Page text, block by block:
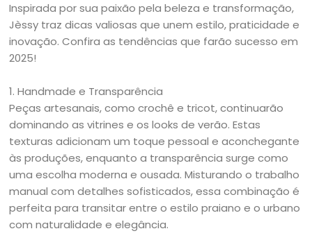
Inspirada por sua paixão pela beleza e transformação,
Jèssy traz dicas valiosas que unem estilo, praticidade e
inovação. Confira as tendências que farão sucesso em
2025!
1. Handmade e Transparência
Peças artesanais, como crochê e tricot, continuarão
dominando as vitrines e os looks de verão. Estas
texturas adicionam um toque pessoal e aconchegante
às produções, enquanto a transparência surge como
uma escolha moderna e ousada. Misturando o trabalho
manual com detalhes sofisticados, essa combinação é
perfeita para transitar entre o estilo praiano e o urbano
com naturalidade e elegância.